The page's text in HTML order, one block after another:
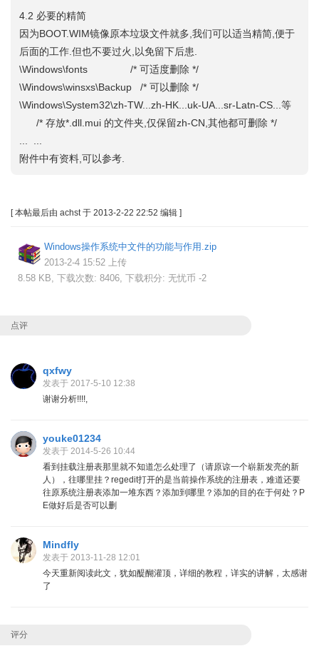
4.2 必要的精简
因为BOOT.WIM镜像原本垃圾文件就多,我们可以适当精简,便于
后面的工作.但也不要过火,以免留下后患.
\Windows\fonts /* 可适度删除 */
\Windows\winsxs\Backup /* 可以删除 */
\Windows\System32\zh-TW...zh-HK...uk-UA...sr-Latn-CS...等
/* 存放*.dll.mui 的文件夹,仅保留zh-CN,其他都可删除 */
附件中有资料,可以参考.
[本帖最后由 achst 于 2013-2-22 22:52 编辑 ]
Windows操作系统中文件的功能与作用.zip
2013-2-4 15:52 上传
8.58 KB, 下载次数: 8406, 下载积分: 无忧币 -2
点评
qxfwy
发表于 2017-5-10 12:38
谢谢分析!!!!,
youke01234
发表于 2014-5-26 10:44
看到挂载注册表那里就不知道怎么处理了（请原谅一个崭新发亮的新
人），往哪里挂？regedit打开的是当前操作系统的注册表，难道还要
往原系统注册表添加一堆东西？添加到哪里？添加的目的在于何处？P
E做好后是否可以删
Mindfly
发表于 2013-11-28 12:01
今天重新阅读此文，犹如醍醐灌顶，详细的教程，详实的讲解，太感谢
了
评分